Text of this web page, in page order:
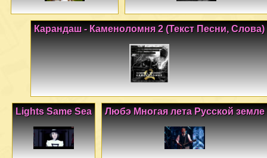
Карандаш - Каменоломня 2 (Текст Песни, Слова)
Любэ Многая лета Русской земле
Lights Same Sea